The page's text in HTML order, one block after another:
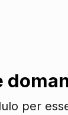
in salita
per